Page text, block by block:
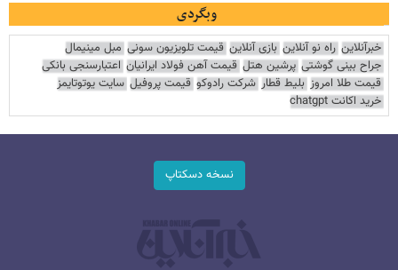
وبگردی
خبرآنلاین راه نو آنلاین بازی آنلاین قیمت تلویزیون سونی مبل مینیمال
جراح بینی گوشتی پرشین هتل قیمت آهن فولاد ایرانیان اعتبارسنجی بانکی
قیمت طلا امروز بلیط قطار شرکت رادوکو قیمت پروفیل سایت یوتوتایمز
خرید اکانت chatgpt
نسخه دسکتاپ